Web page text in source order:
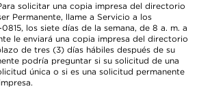
solicitar una copia impresa del directorio
Permanente, llame a Servicio a los
los siete días de la semana, de 8 a. m. a
le enviará una copia impresa del directorio
de tres (3) días hábiles después de su
podría preguntar si su solicitud de una
única o si es una solicitud permanente